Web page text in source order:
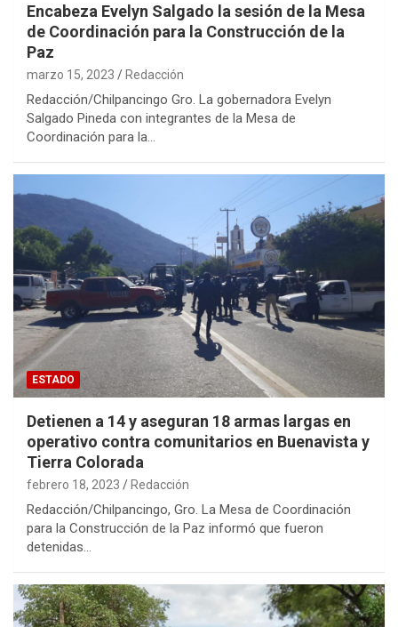
Encabeza Evelyn Salgado la sesión de la Mesa
de Coordinación para la Construcción de la
Paz
marzo 15, 2023 Redacción
Redacción/Chilpancingo Gro. La gobernadora Evelyn
Salgado Pineda con integrantes de la Mesa de
Coordinación para la…
ESTADO
Detienen a 14 y aseguran 18 armas largas en
operativo contra comunitarios en Buenavista y
Tierra Colorada
febrero 18, 2023 Redacción
Redacción/Chilpancingo, Gro. La Mesa de Coordinación
para la Construcción de la Paz informó que fueron
detenidas…